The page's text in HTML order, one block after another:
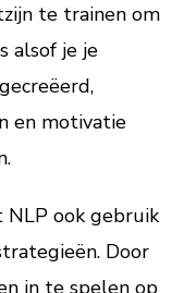
te trainen om
alsof je je
en motivatie
NLP ook gebruik
Door